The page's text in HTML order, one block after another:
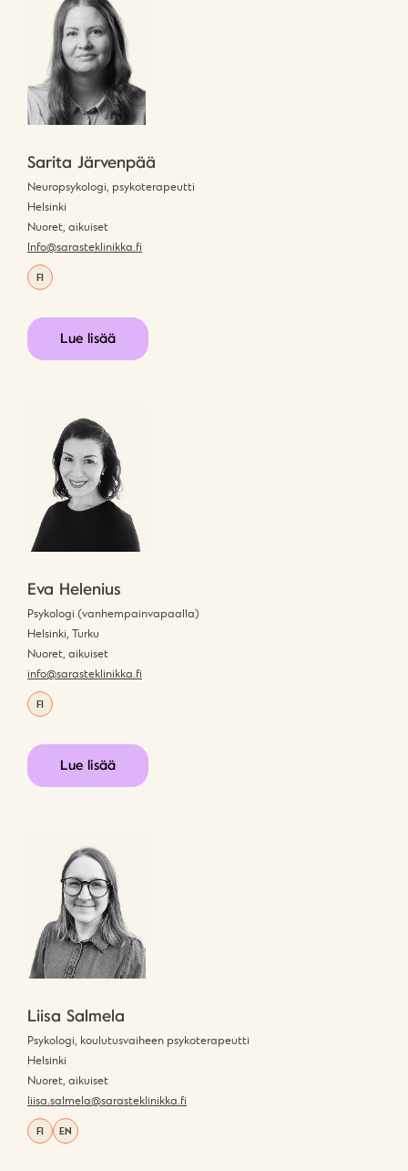
Sarita Järvenpää
Neuropsykologi, psykoterapeutti
Helsinki
Nuoret, aikuiset
Info@sarasteklinikka.fi
FI
Lue lisää
Eva Helenius
Psykologi (vanhempainvapaalla)
Helsinki, Turku
Nuoret, aikuiset
info@sarasteklinikka.fi
FI
Lue lisää
Liisa Salmela
Psykologi, koulutusvaiheen psykoterapeutti
Helsinki
Nuoret, aikuiset
liisa.salmela@sarasteklinikka.fi
FI EN